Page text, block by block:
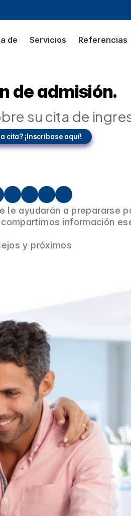
de Servicios Referencias
de admisión.
su cita de
cita? ¡Inscríbase aquí!
ayudarán a prepararse
información
y próximos